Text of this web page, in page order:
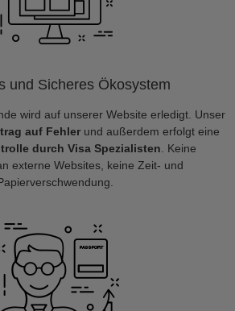
und Sicheres Ökosystem
wird auf unserer Website erledigt. Unser
auf Fehlerund außerdem erfolgt eine
durch Visa Spezialisten . Keine
externe Websites, keine Zeit- und